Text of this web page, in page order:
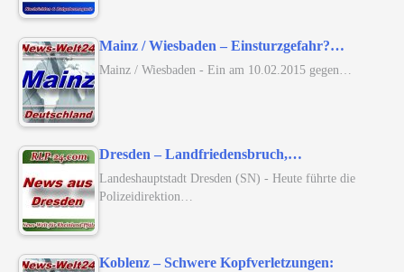
Mainz / Wiesbaden – Einsturzgefahr?…
Mainz / Wiesbaden - Ein am 10.02.2015 gegen…
Dresden – Landfriedensbruch,…
Landeshauptstadt Dresden (SN) - Heute führte die
Polizeidirektion…
Koblenz – Schwere Kopfverletzungen: